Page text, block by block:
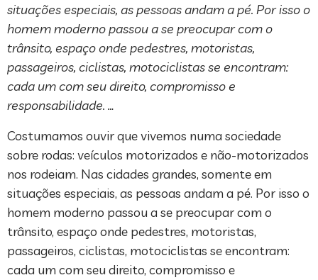
situações especiais, as pessoas andam a pé. Por isso o
homem moderno passou a se preocupar com o
trânsito, espaço onde pedestres, motoristas,
passageiros, ciclistas, motociclistas se encontram:
cada um com seu direito, compromisso e
responsabilidade. …
Costumamos ouvir que vivemos numa sociedade
sobre rodas: veículos motorizados e não-motorizados
nos rodeiam. Nas cidades grandes, somente em
situações especiais, as pessoas andam a pé. Por isso o
homem moderno passou a se preocupar com o
trânsito, espaço onde pedestres, motoristas,
passageiros, ciclistas, motociclistas se encontram:
cada um com seu direito, compromisso e